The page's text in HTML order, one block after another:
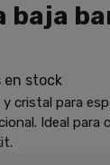
baja
en stock
cristal para
Ideal para